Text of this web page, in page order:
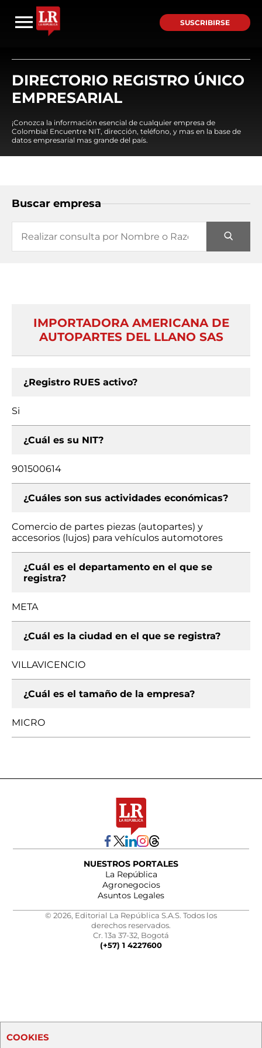
SUSCRIBIRSE
DIRECTORIO REGISTRO ÚNICO
EMPRESARIAL
¡Conozca la información esencial de cualquier empresa de
Colombia! Encuentre NIT, dirección, teléfono, y mas en la base de
datos empresarial mas grande del país.
Buscar empresa
IMPORTADORA AMERICANA DE
AUTOPARTES DEL LLANO SAS
¿Registro RUES activo?
Si
¿Cuál es su NIT?
901500614
¿Cuáles son sus actividades económicas?
Comercio de partes piezas (autopartes) y
accesorios (lujos) para vehículos automotores
¿Cuál es el departamento en el que se
registra?
META
¿Cuál es la ciudad en el que se registra?
VILLAVICENCIO
¿Cuál es el tamaño de la empresa?
MICRO
NUESTROS PORTALES
La República
Agronegocios
Asuntos Legales
© 2026, Editorial La República S.A.S. Todos los
derechos reservados.
Cr. 13a 37-32, Bogotá
(+57) 1 4227600
COOKIES